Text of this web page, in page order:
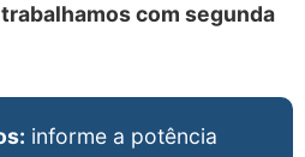
trabalhamos com segunda
informe a potência